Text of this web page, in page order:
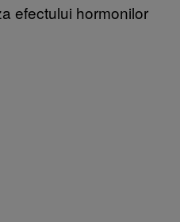
efectului hormonilor